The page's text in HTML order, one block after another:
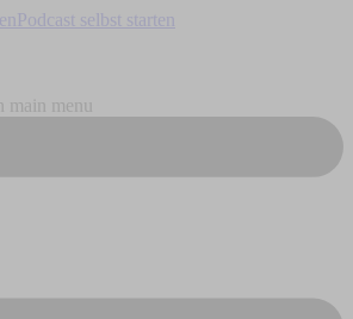
Podcast selbst starten
main menu